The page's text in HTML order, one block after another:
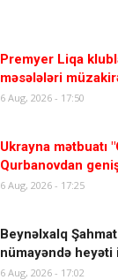
Premyer Liqa
məsələləri
6 Aug, 2026 - 17:50
Ukrayna mətbuatı
Qurbanovdan
6 Aug, 2026 - 17:25
Beynəlxalq
nümayəndə
6 Aug, 2026 - 17:02